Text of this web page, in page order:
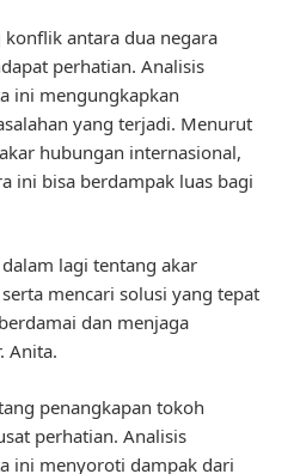
antara dua negara
perhatian. Analisis
ini mengungkapkan
yang terjadi. Menurut
hubungan internasional,
ini bisa berdampak luas bagi
lagi tentang akar
mencari solusi yang tepat
dan menjaga
Anita.
penangkapan tokoh
perhatian. Analisis
ini menyoroti dampak dari